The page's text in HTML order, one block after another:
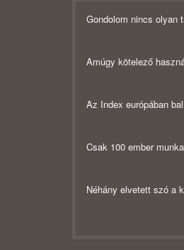
Gondolom nincs olyan
Amúgy kötelező
Az Index európában
Csak 100 ember
Néhány elvetett szó a